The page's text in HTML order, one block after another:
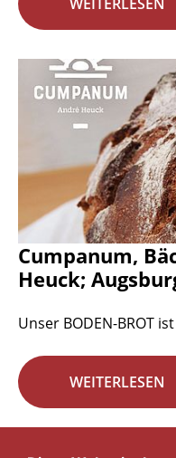
Cumpanum,
Heuck;
Unser BODEN-BROT
WEITERLESEN